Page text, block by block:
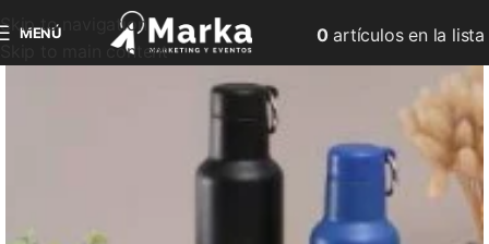
Skip to navigation
Skip to main content
MENÚ 0artículosen la lista